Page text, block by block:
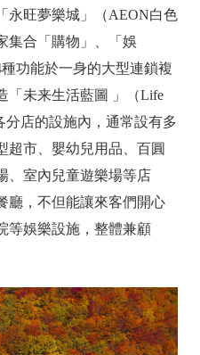
永旺夢樂城」（AEON白色
集合「購物」、「娛
功能於一身的大型連鎖複
「未来生活藍圖 」（Life
分店的設施內，通常設有多
超市、嬰幼兒用品、百圓
、室內兒童遊樂場等店
廳，不但能讓來客們開心
等娛樂設施，整體兼顧